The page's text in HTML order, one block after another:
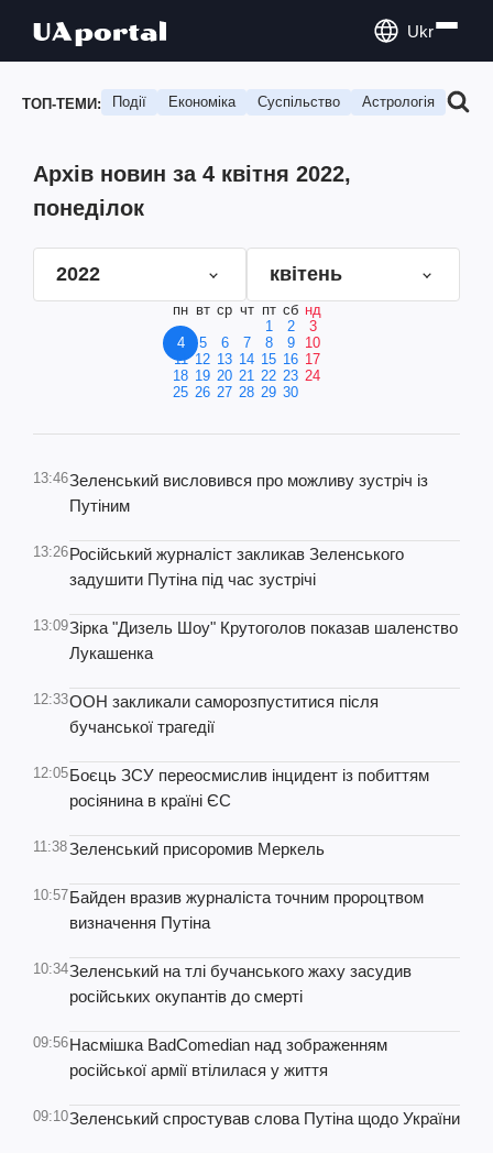
Ukr
ТОП-ТЕМИ: Події Економіка Суспільство Астрологія
Архів новин за 4 квітня 2022,
понеділок
2022 квітень
пн вт ср чт пт сб нд
1
2
3
4
5 6 7 8 9
10
11 12 13 14 15 16 17
18 19 20 21 22 23 24
25 26 27 28 29 30
13:46Зеленський висловився про можливу зустріч із
Путіним
13:26Російський журналіст закликав Зеленського
задушити Путіна під час зустрічі
13:09Зірка "Дизель Шоу" Крутоголов показав шаленство
Лукашенка
12:33ООН закликали саморозпуститися після
бучанської трагедії
12:05Боєць ЗСУ переосмислив інцидент із побиттям
росіянина в країні ЄС
11:38Зеленський присоромив Меркель
10:57Байден вразив журналіста точним пророцтвом
визначення Путіна
10:34Зеленський на тлі бучанського жаху засудив
російських окупантів до смерті
09:56Насмішка BadComedian над зображенням
російської армії втілилася у життя
09:10Зеленський спростував слова Путіна щодо України